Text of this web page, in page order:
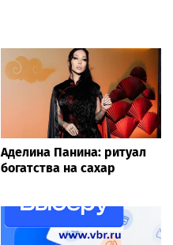
Аделина Панина: ритуал
богатства на сахар